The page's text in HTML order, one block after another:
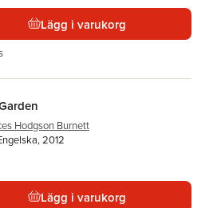
Lägg i varukorg
Hodgson Burnett
2012
Lägg i varukorg